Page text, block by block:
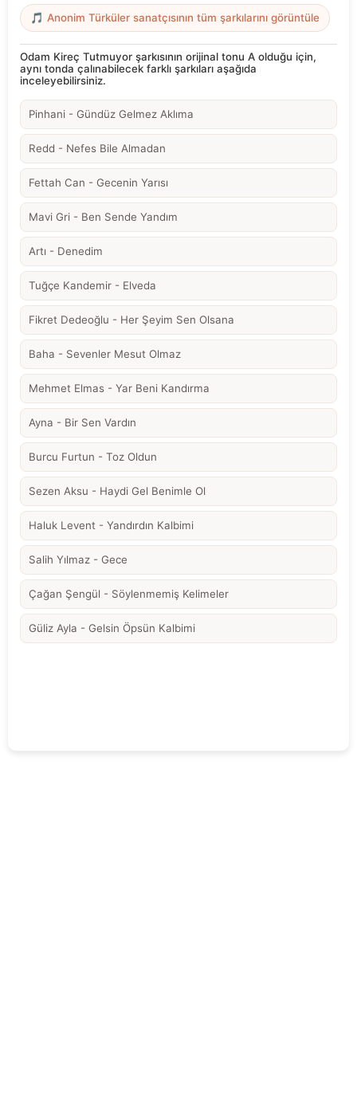
🎵 Anonim Türküler sanatçısının tüm şarkılarını görüntüle
Odam Kireç Tutmuyor şarkısının orijinal tonu A olduğu için,
aynı tonda çalınabilecek farklı şarkıları aşağıda
inceleyebilirsiniz.
Pinhani - Gündüz Gelmez Aklıma
Redd - Nefes Bile Almadan
Fettah Can - Gecenin Yarısı
Mavi Gri - Ben Sende Yandım
Artı - Denedim
Tuğçe Kandemir - Elveda
Fikret Dedeoğlu - Her Şeyim Sen Olsana
Baha - Sevenler Mesut Olmaz
Mehmet Elmas - Yar Beni Kandırma
Ayna - Bir Sen Vardın
Burcu Furtun - Toz Oldun
Sezen Aksu - Haydi Gel Benimle Ol
Haluk Levent - Yandırdın Kalbimi
Salih Yılmaz - Gece
Çağan Şengül - Söylenmemiş Kelimeler
Güliz Ayla - Gelsin Öpsün Kalbimi